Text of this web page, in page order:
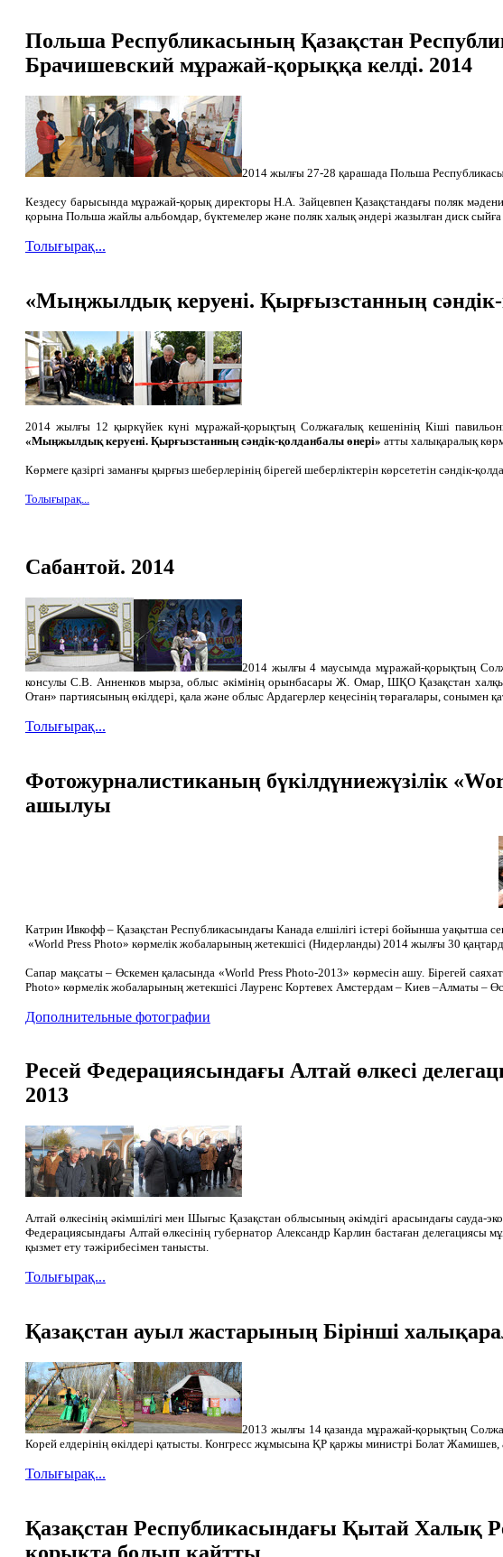
Польша Республикасының Қазақстан
Брачишевский мұражай-қорыққа келді. 2014
2014 жылғы 27-28 қарашада Польша
Кездесу барысында мұражай-қорық директоры Н.А. Зайцевпен Қазақстандағы поляк
қорына Польша жайлы альбомдар, бүктемелер және поляк халық әндері жазылған диск
Толығырақ...
«Мыңжылдық керуені. Қырғызстанның сәндік-
2014 жылғы 12 қыркүйек күні мұражай-қорықтың Солжағалық кешенінің Кіші
«Мыңжылдық керуені. Қырғызстанның сәндік-қолданбалы өнері» атты халықаралық
Көрмеге қазіргі заманғы қырғыз шеберлерінің бірегей шеберліктерін көрсететін сәндік-
Толығырақ...
Сабантой. 2014
2014 жылғы 4 маусымда мұражай-қорықтың
консулы С.В. Анненков мырза, облыс әкімінің орынбасары Ж. Омар, ШҚО Қазақстан
Отан» партиясының өкілдері, қала және облыс Ардагерлер кеңесінің төрағалары, сонымен
Толығырақ...
Фотожурналистиканың бүкілдүниежүзілік
ашылуы
Катрин Ивкофф – Қазақстан Республикасындағы Канада елшілігі істері бойынша уақытша
«World Press Photo» көрмелік жобаларының жетекшісі (Нидерланды) 2014 жылғы 30
Сапар мақсаты – Өскемен қаласында «World Press Photo-2013» көрмесін ашу. Бірегей
Photo» көрмелік жобаларының жетекшісі Лауренс Кортевех Амстердам – Киев –Алматы –
Дополнительные фотографии
Ресей Федерациясындағы Алтай өлкесі
2013
Алтай өлкесінің әкімшілігі мен Шығыс Қазақстан облысының әкімдігі арасындағы
Федерациясындағы Алтай өлкесінің губернатор Александр Карлин бастаған
қызмет ету тәжірибесімен танысты.
Толығырақ...
Қазақстан ауыл жастарының Бірінші
2013 жылғы 14 қазанда мұражай-қорықтың
Корей елдерінің өкілдері қатысты. Конгресс жұмысына ҚР қаржы министрі Болат
Толығырақ...
Қазақстан Республикасындағы Қытай Халық